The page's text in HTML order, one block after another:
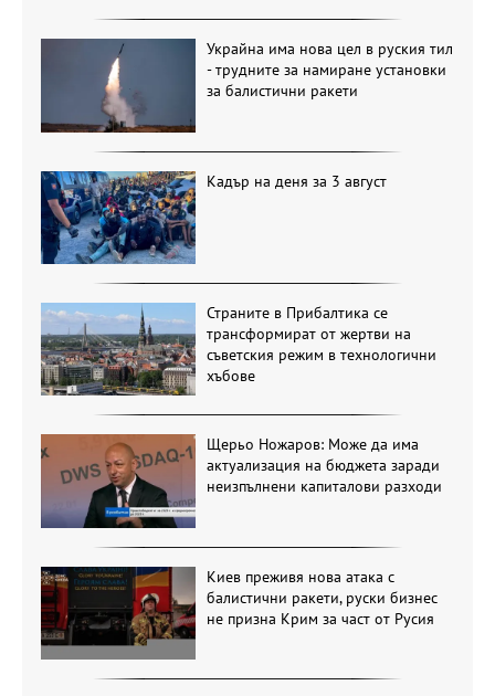
Украйна има нова цел в руския тил
- трудните за намиране установки
за балистични ракети
Кадър на деня за 3 август
Страните в Прибалтика се
трансформират от жертви на
съветския режим в технологични
хъбове
Щерьо Ножаров: Може да има
актуализация на бюджета заради
неизпълнени капиталови разходи
Киев преживя нова атака с
балистични ракети, руски бизнес
не призна Крим за част от Русия